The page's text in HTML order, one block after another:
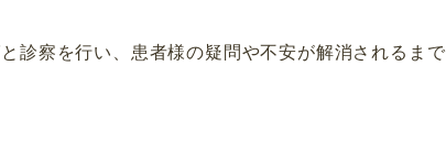
診察を行い、患者様の疑問や不安が解消されるまで